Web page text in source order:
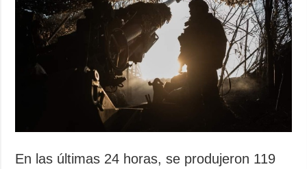
Economía
Defensa
Sociedad y
Cultura
Desastres y
Política de
privacidad y
protección de
datos personales
En las últimas 24 horas, se produjeron 119